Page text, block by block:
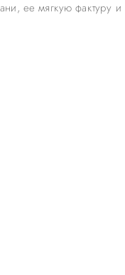
ее мягкую фактуру